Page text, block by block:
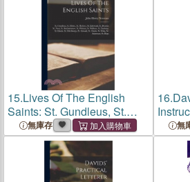
15.Lives Of The English
Saints: St. Gundleus, St.
Helier, St. Herbert, St.
Edelwald, St. Bettelin St.
Neot, St. Bartholomew, St.
Wilstan, St. William,
無庫存
16.
無